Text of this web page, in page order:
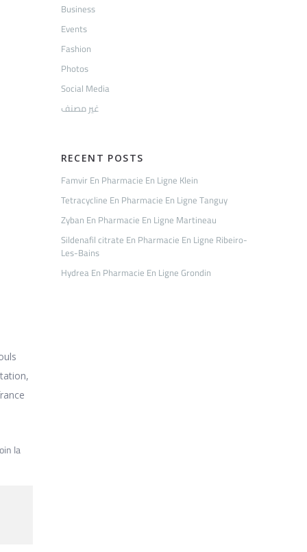
la
Business
Events
Fashion
Photos
Social Media
غير مصنف
RECENT POSTS
Famvir En Pharmacie En Ligne Klein
Tetracycline En Pharmacie En Ligne Tanguy
Zyban En Pharmacie En Ligne Martineau
Sildenafil citrate En Pharmacie En Ligne Ribeiro-
Les-Bains
Hydrea En Pharmacie En Ligne Grondin